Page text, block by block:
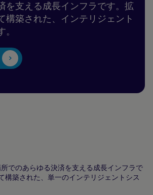
を支える成長インフラです。拡
構築された、インテリジェント
でのあらゆる決済を支える成長インフラで
構築された、単一のインテリジェントシス